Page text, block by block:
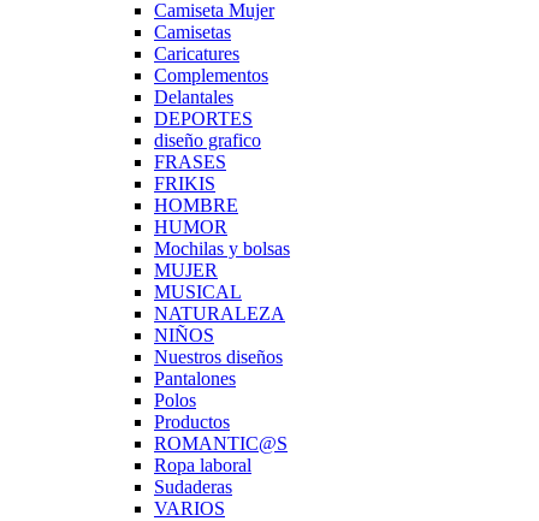
Camiseta Mujer
Camisetas
Caricatures
Complementos
Delantales
DEPORTES
diseño grafico
FRASES
FRIKIS
HOMBRE
HUMOR
Mochilas y bolsas
MUJER
MUSICAL
NATURALEZA
NIÑOS
Nuestros diseños
Pantalones
Polos
Productos
ROMANTIC@S
Ropa laboral
Sudaderas
VARIOS